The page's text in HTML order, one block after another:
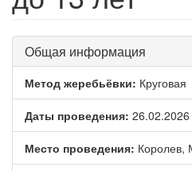
Общая информация
Метод жеребьёвки: Круговая
Даты проведения:
Место проведения: Королев,